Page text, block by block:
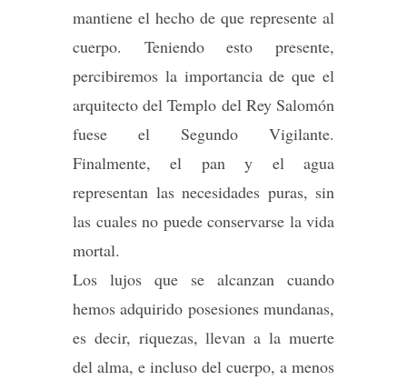
mantiene el hecho de que represente al
cuerpo. Teniendo esto presente,
percibiremos la importancia de que el
arquitecto del Templo del Rey Salomón
fuese el Segundo Vigilante.
Finalmente, el pan y el agua
representan las necesidades puras, sin
las cuales no puede conservarse la vida
mortal.
Los lujos que se alcanzan cuando
hemos adquirido posesiones mundanas,
es decir, riquezas, llevan a la muerte
del alma, e incluso del cuerpo, a menos